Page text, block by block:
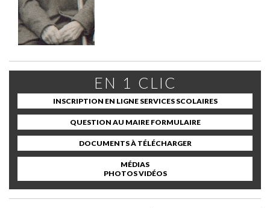
EN 1 CLIC
INSCRIPTION EN LIGNE SERVICES SCOLAIRES
QUESTION AU MAIRE FORMULAIRE
DOCUMENTS À TÉLÉCHARGER
MÉDIAS
PHOTOS VIDÉOS